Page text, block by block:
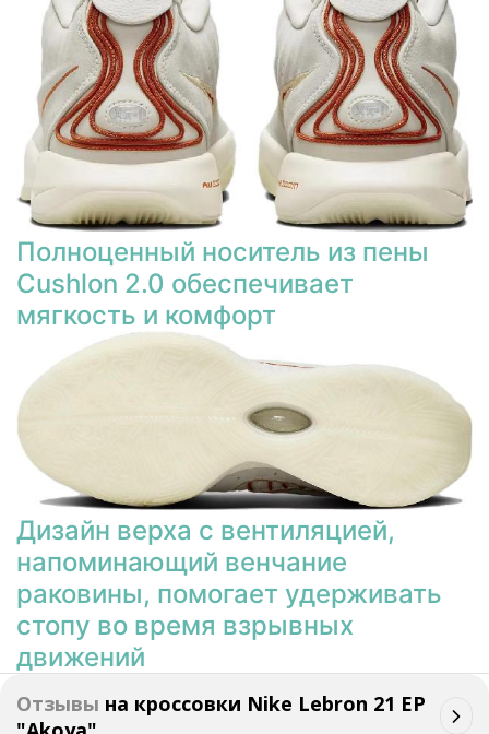
Полноценный носитель из пены
Cushlon 2.0 обеспечивает
мягкость и комфорт
Дизайн верха с вентиляцией,
напоминающий венчание
раковины, помогает удерживать
стопу во время взрывных
движений
Отзывы на кроссовки Nike Lebron 21 EP